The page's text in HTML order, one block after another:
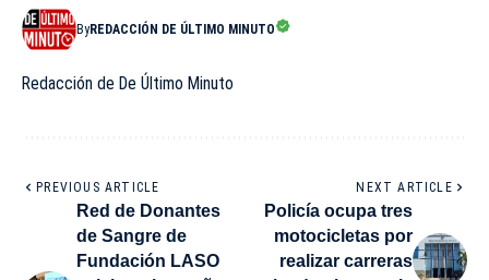
ByREDACCIÓN DE ÚLTIMO MINUTO
Redacción de De Último Minuto
PREVIOUS ARTICLE
Red de Donantes
de Sangre de
Fundación LASO
NEXT ARTICLE
Policía ocupa tres
motocicletas por
realizar carreras